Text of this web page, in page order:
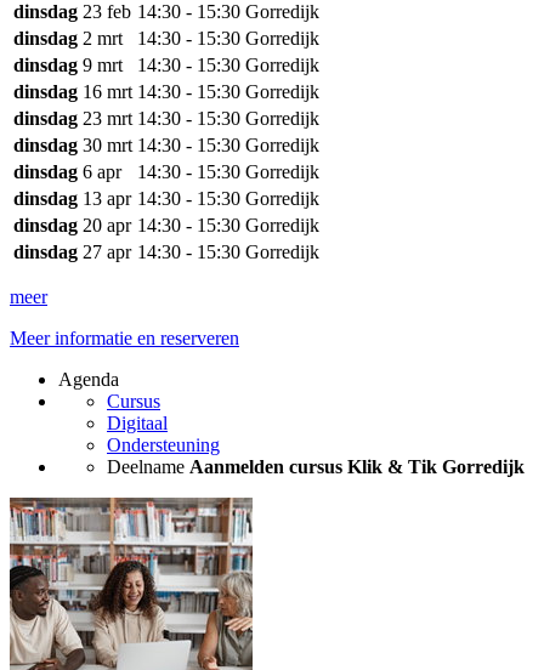
dinsdag 23 feb 14:30 - 15:30 Gorredijk
dinsdag 2 mrt 14:30 - 15:30 Gorredijk
dinsdag 9 mrt 14:30 - 15:30 Gorredijk
dinsdag 16 mrt 14:30 - 15:30 Gorredijk
dinsdag 23 mrt 14:30 - 15:30 Gorredijk
dinsdag 30 mrt 14:30 - 15:30 Gorredijk
dinsdag 6 apr 14:30 - 15:30 Gorredijk
dinsdag 13 apr 14:30 - 15:30 Gorredijk
dinsdag 20 apr 14:30 - 15:30 Gorredijk
dinsdag 27 apr 14:30 - 15:30 Gorredijk
meer
Meer informatie en reserveren
Agenda
Cursus
Digitaal
Ondersteuning
Deelname Aanmelden cursus Klik & Tik Gorredijk